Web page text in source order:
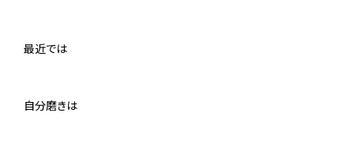
最近では
自分磨きは